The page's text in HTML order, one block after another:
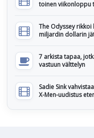
toinen viikonloppu
The Odyssey rikkoi
miljardin dollarin
7 arkista tapaa,
vastuun välttelyn
Sadie Sink
X-Men-uudistus